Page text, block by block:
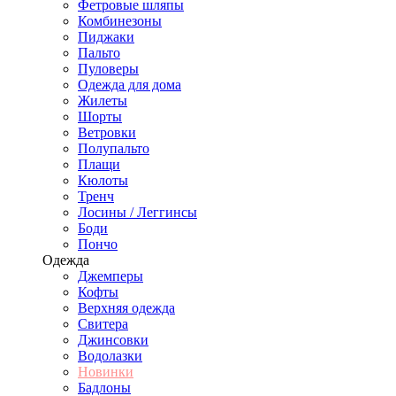
Фетровые шляпы
Комбинезоны
Пиджаки
Пальто
Пуловеры
Одежда для дома
Жилеты
Шорты
Ветровки
Полупальто
Плащи
Кюлоты
Тренч
Лосины / Леггинсы
Боди
Пончо
Одежда
Джемперы
Кофты
Верхняя одежда
Свитера
Джинсовки
Водолазки
Новинки
Бадлоны